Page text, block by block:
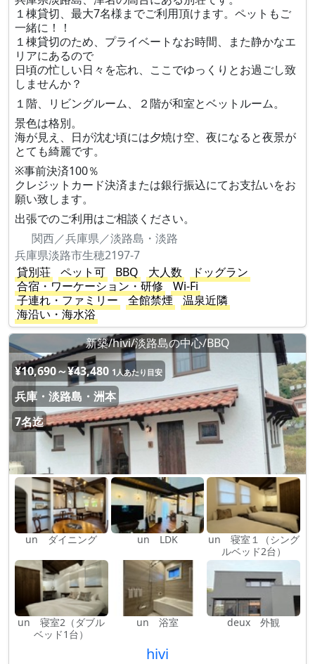
１棟貸切、最大7名様までご利用頂けます。ペットもご
一緒に！！
１棟貸切のため、プライベートなお時間、また静かなエ
リアにあるので
日頃の忙しい日々を忘れ、ここでゆっくりとお過ごし致
しませんか？
１階、リビングルーム、２階が和室とベットルーム。
景色は格別。
海が見え、日が沈む頃には夕焼け空、夜になると夜景が
とても綺麗です。
※事前決済100％
クレジットカード決済または銀行振込にてお支払いをお
願い致します。
出張でのご利用はご相談ください。
関西／兵庫県／淡路島・淡路
兵庫県淡路市生穂2197-7
貸別荘
ペット可 BBQ 大人数
ドッグラン
合宿・ワーケーション・研修
Wi-Fi
子連れ・ファミリー
全館禁煙
温泉近隣
海沿い・海水浴
新築/hivi/淡路島の中心/BBQ
¥10,690～¥43,480 1人あたり目安
兵庫・淡路島・洲本
7名迄
un ダイニング un LDK
un 寝室１（シング
ルベッド2台）
un 寝室2（ダブル
ベッド1台）
un 浴室 deux 外観
hivi